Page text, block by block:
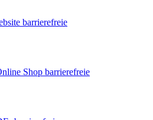
barrierefreie
Shop barrierefreie